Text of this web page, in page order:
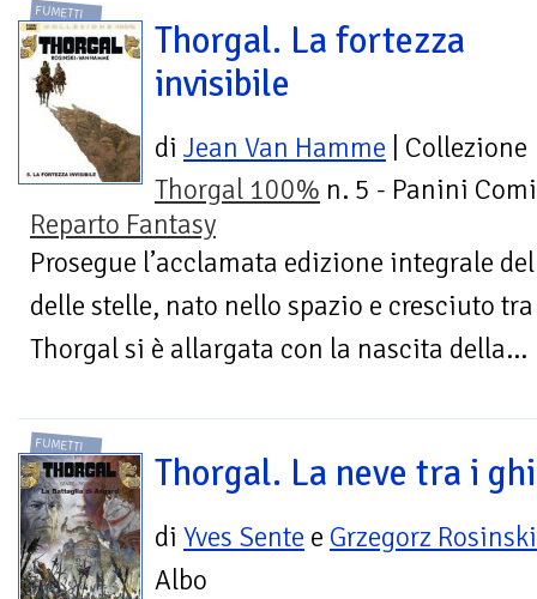
FUMETTI
Thorgal. La fortezza
invisibile
di Jean Van Hamme | Collezione
Thorgal 100% n. 5 - Panini
Reparto Fantasy
Prosegue l’acclamata edizione integrale
delle stelle, nato nello spazio e cresciuto
Thorgal si è allargata con la nascita della...
FUMETTI
Thorgal. La neve tra i
di Yves Sente e Grzegorz Rosinski
Albo